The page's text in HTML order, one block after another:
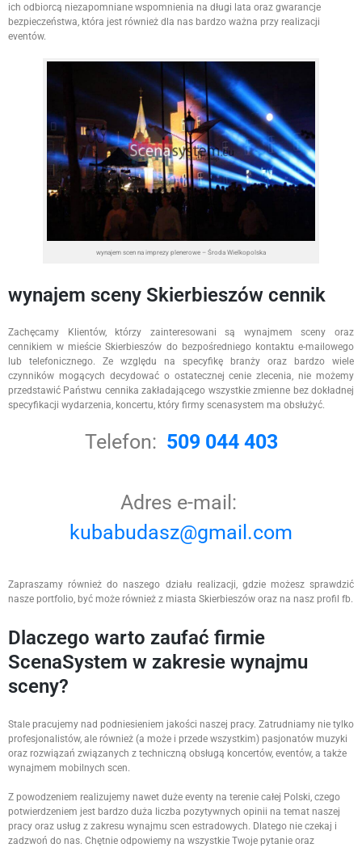
ich odbiorcą niezapomniane wspomnienia na długi lata oraz gwarancje
bezpieczeństwa, która jest również dla nas bardzo ważna przy realizacji
eventów.
wynajem scen na imprezy plenerowe – Środa Wielkopolska
wynajem sceny Skierbieszów cennik
Zachęcamy Klientów, którzy zainteresowani są wynajmem sceny oraz
cennikiem w mieście Skierbieszów do bezpośredniego kontaktu e-mailowego
lub telefonicznego. Ze względu na specyfikę branży oraz bardzo wiele
czynników mogących decydować o ostatecznej cenie zlecenia, nie możemy
przedstawić Państwu cennika zakładającego wszystkie zmienne bez dokładnej
specyfikacji wydarzenia, koncertu, który firmy scenasystem ma obsłużyć.
Telefon: 509 044 403
Adres e-mail:
kubabudasz@gmail.com
Zapraszamy również do naszego działu realizacji, gdzie możesz sprawdzić
nasze portfolio, być może również z miasta Skierbieszów oraz na nasz profil fb.
Dlaczego warto zaufać firmie
ScenaSystem w zakresie wynajmu
sceny?
Stale pracujemy nad podniesieniem jakości naszej pracy. Zatrudniamy nie tylko
profesjonalistów, ale również (a może i przede wszystkim) pasjonatów muzyki
oraz rozwiązań związanych z techniczną obsługą koncertów, eventów, a także
wynajmem mobilnych scen.
Z powodzeniem realizujemy nawet duże eventy na terenie całej Polski, czego
potwierdzeniem jest bardzo duża liczba pozytywnych opinii na temat naszej
pracy oraz usług z zakresu wynajmu scen estradowych. Dlatego nie czekaj i
zadzwoń do nas. Chętnie odpowiemy na wszystkie Twoje pytanie oraz